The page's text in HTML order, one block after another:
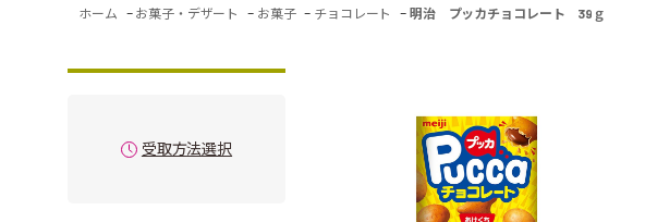
ホーム - お菓子・デザート - お菓子 - チョコレート - 明治 プッカチョコレート 39ｇ
受取方法選択